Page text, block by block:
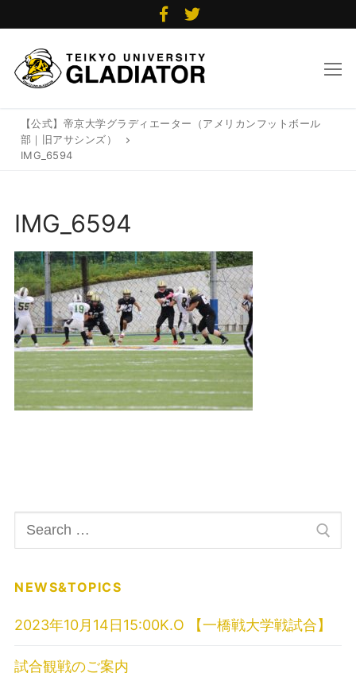
ン
【公式】帝京大学グラディエーター（アメリカンフットボール
部｜旧アサシンズ）
IMG_6594
IMG_6594
検
索:
NEWS&TOPICS
2023年10月14日15:00K.O 【一橋戦大学戦試合】
試合観戦のご案内